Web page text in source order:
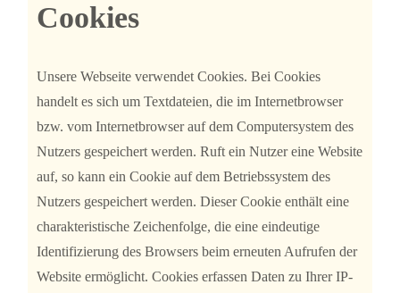
Cookies
Unsere Webseite verwendet Cookies. Bei Cookies
handelt es sich um Textdateien, die im Internetbrowser
bzw. vom Internetbrowser auf dem Computersystem des
Nutzers gespeichert werden. Ruft ein Nutzer eine Website
auf, so kann ein Cookie auf dem Betriebssystem des
Nutzers gespeichert werden. Dieser Cookie enthält eine
charakteristische Zeichenfolge, die eine eindeutige
Identifizierung des Browsers beim erneuten Aufrufen der
Website ermöglicht. Cookies erfassen Daten zu Ihrer IP-